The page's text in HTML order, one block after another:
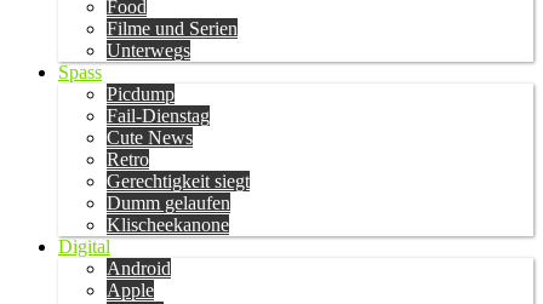
Food
Filme und Serien
Unterwegs
Spass
Picdump
Fail-Dienstag
Cute News
Retro
Gerechtigkeit siegt
Dumm gelaufen
Klischeekanone
Digital
Android
Apple